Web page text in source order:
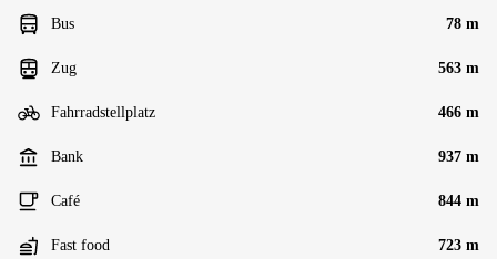
Bus 78 m
Zug 563 m
Fahrradstellplatz 466 m
Bank 937 m
Café 844 m
Fast food 723 m